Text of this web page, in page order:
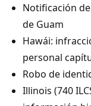
Notificación
de Guam
Hawái:
personal
Robo de
Illinois (740